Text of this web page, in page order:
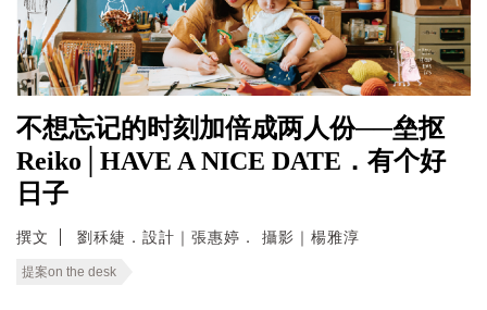
不想忘记的时刻加倍成两人份──垒抠
Reiko│HAVE A NICE DATE．有个好
日子
撰文 劉秝緁．設計｜張惠婷． 攝影｜楊雅淳
提案on the desk